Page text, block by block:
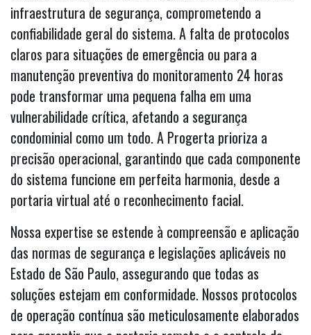
infraestrutura de segurança, comprometendo a
confiabilidade geral do sistema. A falta de protocolos
claros para situações de emergência ou para a
manutenção preventiva do monitoramento 24 horas
pode transformar uma pequena falha em uma
vulnerabilidade crítica, afetando a segurança
condominial como um todo. A Progerta prioriza a
precisão operacional, garantindo que cada componente
do sistema funcione em perfeita harmonia, desde a
portaria virtual até o reconhecimento facial.
Nossa expertise se estende à compreensão e aplicação
das normas de segurança e legislações aplicáveis no
Estado de São Paulo, assegurando que todas as
soluções estejam em conformidade. Nossos protocolos
de operação contínua são meticulosamente elaborados